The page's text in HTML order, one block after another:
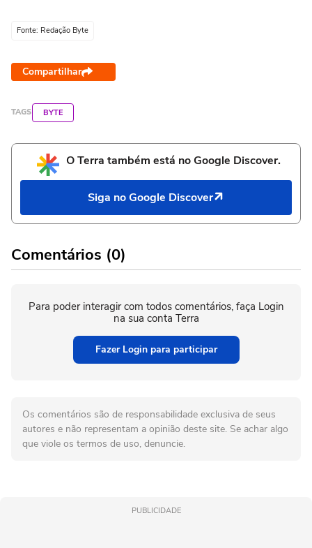
Fonte: Redação Byte
Compartilhar
TAGS BYTE
O Terra também está no Google Discover.
Siga no Google Discover
Comentários (0)
Para poder interagir com todos comentários, faça Login
na sua conta Terra
Fazer Login para participar
Os comentários são de responsabilidade exclusiva de seus
autores e não representam a opinião deste site. Se achar algo
que viole os termos de uso, denuncie.
PUBLICIDADE